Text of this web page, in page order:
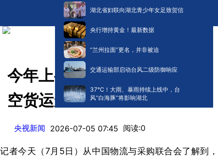
湖北省妇联向湖北青少年女足致贺信
央行增持黄金！最新数据
“兰州拉面”更名，并非被迫
交通运输部启动台风二级防御响应
​37℃！大雨、暴雨持续上线中，台
风“白海豚”将影响湖北
今年上半年全国共新开国际航
空货运航线92条
央视新闻 2026-07-05 07:45 阅读:0
记者今天（7月5日）从中国物流与采购联合会了解到，